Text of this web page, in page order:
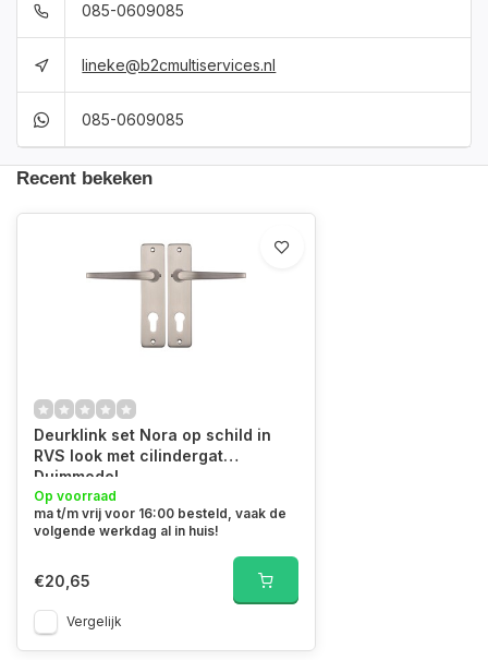
085-0609085
lineke@b2cmultiservices.nl
085-0609085
Recent bekeken
Deurklink set Nora op schild in
RVS look met cilindergat
Duimmodel
Op voorraad
ma t/m vrij voor 16:00 besteld, vaak de
volgende werkdag al in huis!
€20,65
Vergelijk